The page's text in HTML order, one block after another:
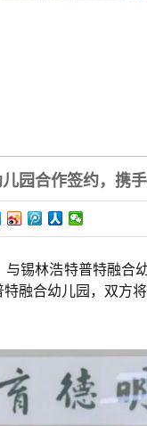
园合作签约，携
与锡林浩特普特融合
融合幼儿园，双方